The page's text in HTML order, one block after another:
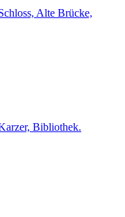
Alte Brücke,
Bibliothek.